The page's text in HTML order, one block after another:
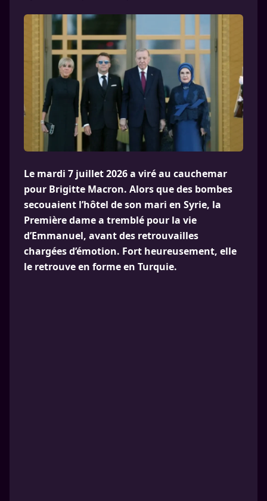
Le mardi 7 juillet 2026 a viré au cauchemar
pour Brigitte Macron. Alors que des bombes
secouaient l’hôtel de son mari en Syrie, la
Première dame a tremblé pour la vie
d’Emmanuel, avant des retrouvailles
chargées d’émotion. Fort heureusement, elle
le retrouve en forme en Turquie.